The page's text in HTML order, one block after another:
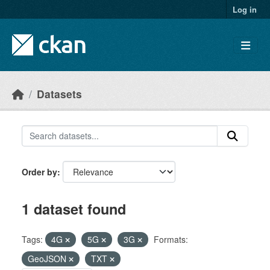
Log in
Datasets
Order by
1 dataset found
Tags: 4G 5G 3G
Formats:
GeoJSON
TXT